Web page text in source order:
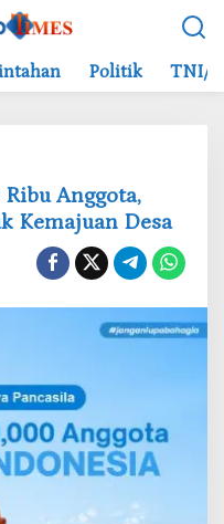
Politik TNI/
Ribu Anggota,
Kemajuan Desa